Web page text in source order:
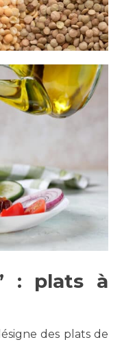
: plats à
des plats de